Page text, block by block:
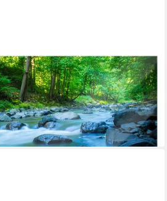
Fluss mit Steinen (1 St), Glasbild aus
und Abstandshalter
dir